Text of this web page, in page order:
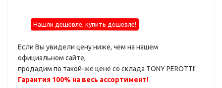
Нашли дешевле, купить дешевле!
Если Вы увидели цену ниже, чем на нашем
официальном сайте,
продадим по такой-же цене со склада TONY PEROTTI!
Гарантия 100% на весь ассортимент!